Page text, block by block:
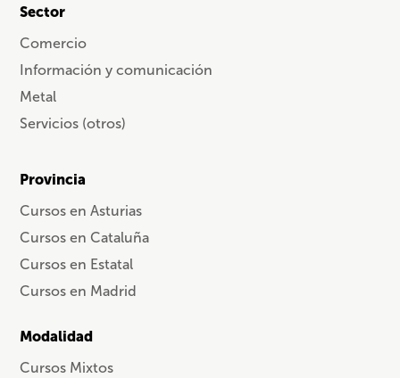
Sector
Comercio
Información y comunicación
Metal
Servicios (otros)
Provincia
Cursos en Asturias
Cursos en Cataluña
Cursos en Estatal
Cursos en Madrid
Modalidad
Cursos Mixtos